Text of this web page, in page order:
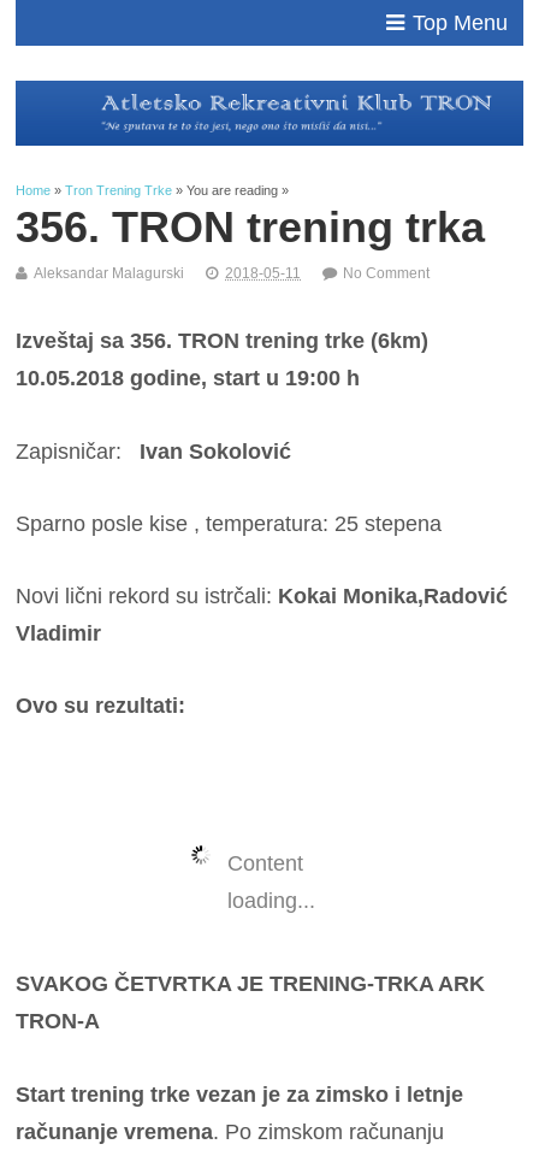
Top Menu
Home »Tron Trening Trke » You are reading »
356. TRON trening trka
Aleksandar Malagurski 2018-05-11 No Comment
Izveštaj sa 356. TRON trening trke (6km)
10.05.2018 godine, start u 19:00 h
Zapisničar: Ivan Sokolović
Sparno posle kise , temperatura: 25 stepena
Novi lični rekord su istrčali: Kokai Monika,Radović
Vladimir
Ovo su rezultati:
Content
loading...
SVAKOG ČETVRTKA JE TRENING-TRKA ARK
TRON-A
Start trening trke vezan je za zimsko i letnje
računanje vremena. Po zimskom računanju